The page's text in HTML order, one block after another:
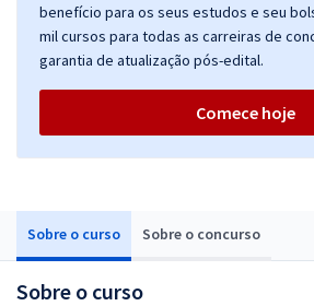
Sobre o curso Sobre o concurso
Sobre o curso
benefício para os seus estudos e seu
mil cursos para todas as carreiras de
garantia de atualização pós-edital.
Comece hoje